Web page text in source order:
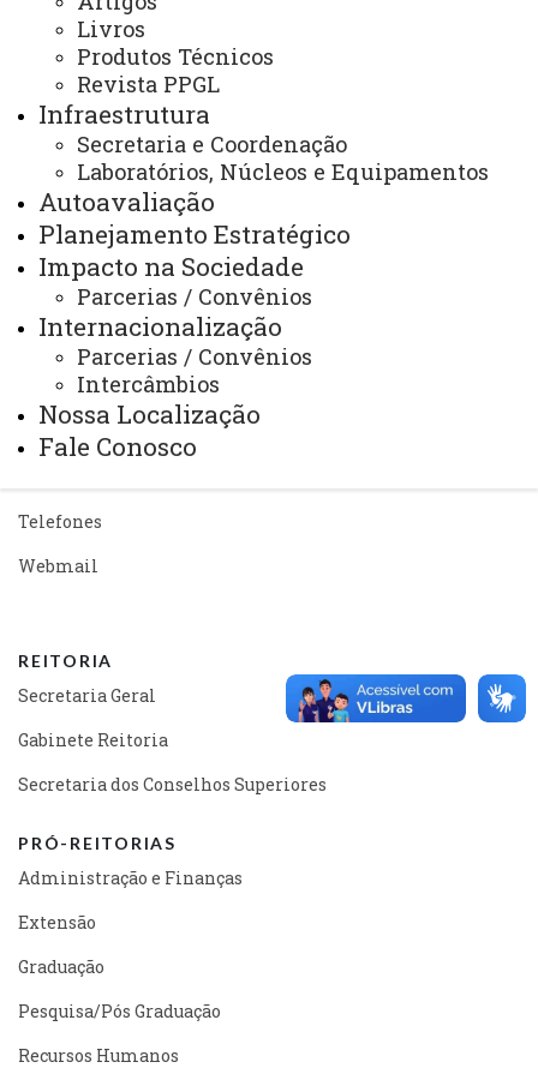
Livros
Produtos Técnicos
Revista PPGL
Infraestrutura
Secretaria e Coordenação
Laboratórios, Núcleos e Equipamentos
Autoavaliação
Planejamento Estratégico
Impacto na Sociedade
Parcerias / Convênios
Internacionalização
Parcerias / Convênios
Intercâmbios
Nossa Localização
Fale Conosco
Acesso Restrito (Editores do Portal)
Arquivo Virtual
Bibliotecas
Identidade Visual
Mapa do Site
Ouvidoria
Portal Office 365
Telefones
Webmail
REITORIA
Secretaria Geral
Gabinete Reitoria
Secretaria dos Conselhos Superiores
PRÓ-REITORIAS
Administração e Finanças
Extensão
Graduação
Pesquisa/Pós Graduação
Recursos Humanos